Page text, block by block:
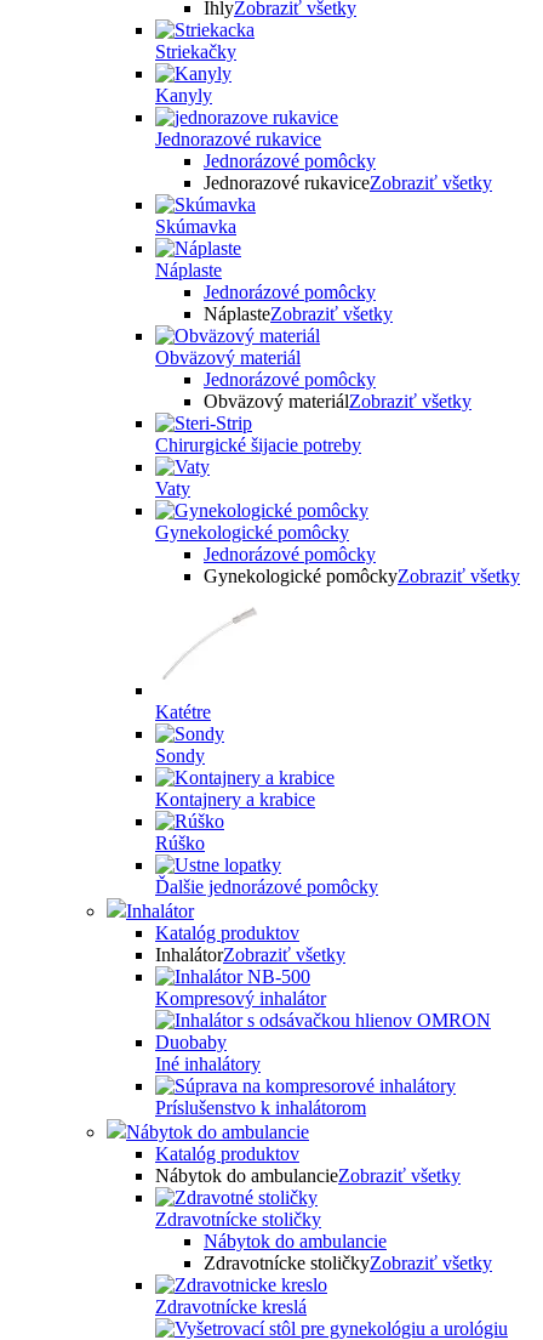
IhlyZobraziť všetky
Striekačky
Kanyly
Jednorazové rukavice
Jednorázové pomôcky
Jednorazové rukaviceZobraziť všetky
Skúmavka
Náplaste
Jednorázové pomôcky
NáplasteZobraziť všetky
Obväzový materiál
Jednorázové pomôcky
Obväzový materiálZobraziť všetky
Chirurgické šijacie potreby
Vaty
Gynekologické pomôcky
Jednorázové pomôcky
Gynekologické pomôckyZobraziť všetky
Katétre
Sondy
Kontajnery a krabice
Rúško
Ďalšie jednorázové pomôcky
Inhalátor
Katalóg produktov
InhalátorZobraziť všetky
Kompresový inhalátor
Iné inhalátory
Príslušenstvo k inhalátorom
Nábytok do ambulancie
Katalóg produktov
Nábytok do ambulancieZobraziť všetky
Zdravotnícke stoličky
Nábytok do ambulancie
Zdravotnícke stoličkyZobraziť všetky
Zdravotnícke kreslá